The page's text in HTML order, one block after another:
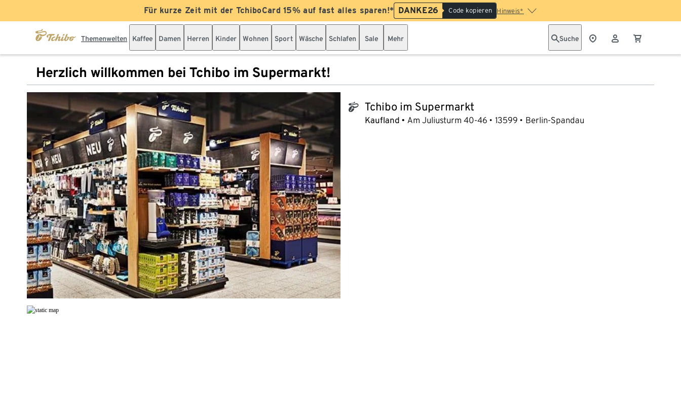
Für kurze Zeit mit der TchiboCard 15% auf fast alles sparen!* DANKE26 Code kopieren Hinweis*
Themenwelten Kaffee Damen Herren Kinder Wohnen Sport Wäsche Schlafen Sale Mehr Suche
Herzlich willkommen bei Tchibo im Supermarkt!
tchibo_logo Tchibo im Supermarkt
Kaufland Am Juliusturm 40-46 13599 Berlin-Spandau